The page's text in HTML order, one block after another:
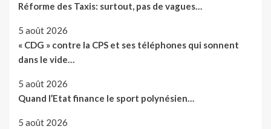
Réforme des Taxis: surtout, pas de vagues…
5 août 2026
« CDG » contre la CPS et ses téléphones qui sonnent
dans le vide…
5 août 2026
Quand l’Etat finance le sport polynésien…
5 août 2026